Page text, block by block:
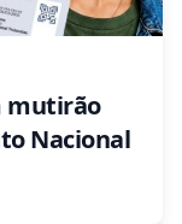
mutirão
Nacional